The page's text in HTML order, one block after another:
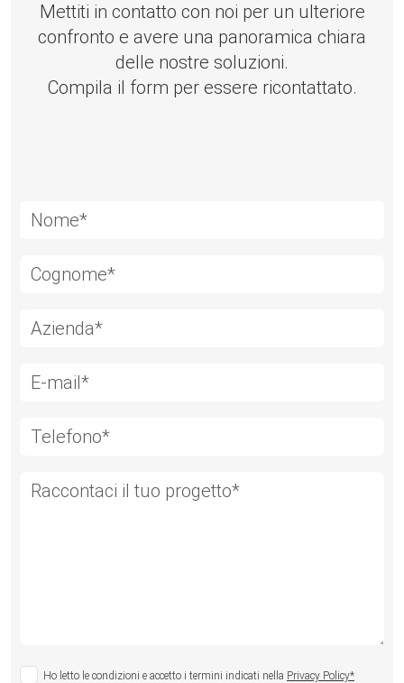
Mettiti in contatto con noi per un ulteriore
confronto e avere una panoramica chiara
delle nostre soluzioni.
Compila il form per essere ricontattato.
Ho letto le condizioni e accetto i termini indicati nella Privacy Policy*